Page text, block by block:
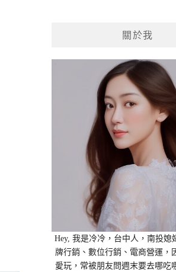
關於我
Hey, 我是冷冷，台中人，南投媳
牌行銷、數位行銷、電商營運，
愛玩，常被朋友問週末要去哪吃